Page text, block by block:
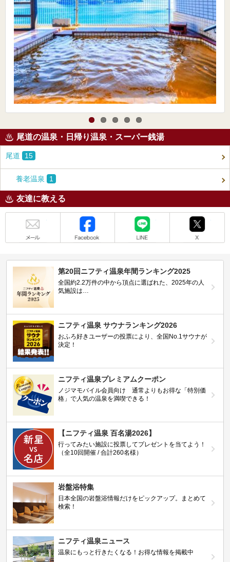
尾道の温泉・日帰り温泉・スーパー銭湯
尾道 15
養老温泉 1
友達に教える
第20回ニフティ温泉年間ランキング2025
全国約2.2万件の中から頂点に選ばれた、2025年の人
気施設は…
ニフティ温泉 サウナランキング2026
おふろ好きユーザーの投票により、全国No.1サウナが
決定！
ニフティ温泉プレミアムクーポン
ノジマモバイル会員向け 通常よりもお得な「特別価
格」で人気の温泉を満喫できる！
【ニフティ温泉 百名湯2026】
行ってみたい施設に投票してプレゼントを当てよう！
（全10回開催 / 合計260名様）
岩盤浴特集
日本全国の岩盤浴情報だけをピックアップ。まとめて
検索！
ニフティ温泉ニュース
温泉にもっと行きたくなる！お得な情報を掲載中